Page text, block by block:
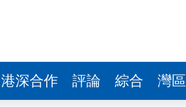
港深合作 評論 綜合 灣區